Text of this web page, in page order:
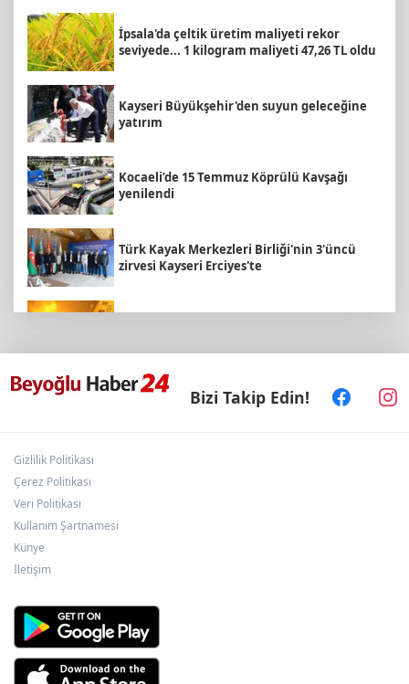
İpsala'da çeltik üretim maliyeti rekor
seviyede... 1 kilogram maliyeti 47,26 TL oldu
Kayseri Büyükşehir'den suyun geleceğine
yatırım
Kocaeli’de 15 Temmuz Köprülü Kavşağı
yenilendi
Türk Kayak Merkezleri Birliği'nin 3'üncü
zirvesi Kayseri Erciyes'te
Kayseri Talas'a yeni müze geliyor
Bizi Takip Edin!
Gizlilik Politikası
Çerez Politikası
Veri Politikası
Kullanım Şartnamesi
Künye
İletişim